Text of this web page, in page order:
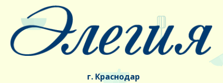
г. Краснодар